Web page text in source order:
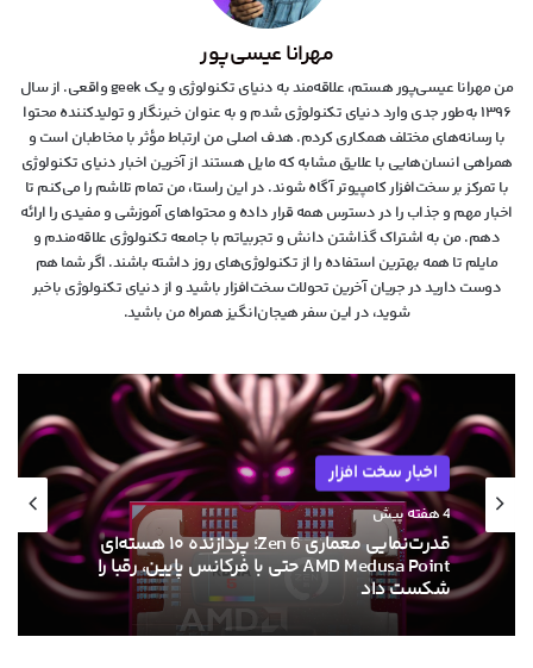
مهرانا عیسی‌پور
من مهرانا عیسی‌پور هستم، علاقه‌مند به دنیای تکنولوژی و یک geek واقعی. از سال
۱۳۹۶ به‌طور جدی وارد دنیای تکنولوژی شدم و به عنوان خبرنگار و تولیدکننده محتوا
با رسانه‌های مختلف همکاری کردم. هدف اصلی من ارتباط مؤثر با مخاطبان است و
همراهی انسان‌هایی با علایق مشابه که مایل هستند از آخرین اخبار دنیای تکنولوژی
با تمرکز بر سخت‌افزار کامپیوتر آگاه شوند. در این راستا، من تمام تلاشم را می‌کنم تا
اخبار مهم و جذاب را در دسترس همه قرار داده و محتواهای آموزشی و مفیدی را ارائه
دهم. من به اشتراک گذاشتن دانش و تجربیاتم با جامعه تکنولوژی علاقه‌مندم و
مایلم تا همه بهترین استفاده را از تکنولوژی‌های روز داشته باشند. اگر شما هم
دوست دارید در جریان آخرین تحولات سخت‌افزار باشید و از دنیای تکنولوژی‌ باخبر
شوید، در این سفر هیجان‌انگیز همراه من باشید.
اخبار سخت افزار
4 هفته پیش
قدرت‌نمایی معماری Zen 6؛ پردازنده ۱۰ هسته‌ای
AMD Medusa Point حتی با فرکانس پایین، رقبا را
شکست داد
اخبار سخت افزار
۱۳ خرداد ۱۴۰۵